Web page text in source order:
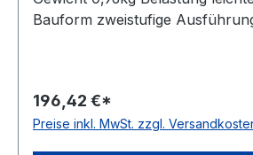
Bauform zweistufige
196,42 €*
Preise inkl. MwSt. zzgl.